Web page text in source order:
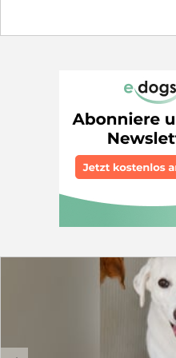
gefunden. Zuerst mussten
wo sie durchgeimpft sind,
Familien. Sie sehen sich alle
aufgeschlossenes
Geschwistern lebt sie im
werden sie in eine großes
umziehen. Fiametta ist
Scheu geht sie auf
jede Aufmerksamkeit. Sie
kuscheln - alles das, was
gerne tun. Die Kleine sollte
kleinen Gehege verbringen,
Zuhause ziehen, wo sie
verantwortungsvollen
denn Fiametta ist kein
Fiametta ca. 60 cm groß wird
Maremmano Gene ihn ihr
über Hundeerfahrung und
Wenn Sie mehr über die